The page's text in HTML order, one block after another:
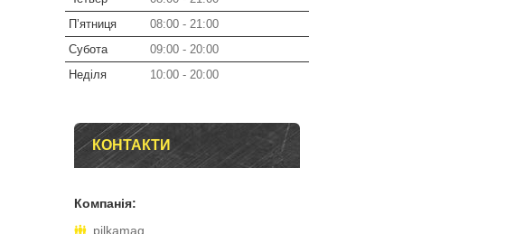
Пʼятниця
08:00
21:00
Субота
09:00
20:00
Неділя
10:00 20:00
КОНТАКТИ
pilkamag